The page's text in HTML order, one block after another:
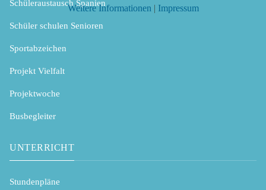
Schüleraustausch Spanien
Schüler schulen Senioren
Sportabzeichen
Projekt Vielfalt
Projektwoche
Busbegleiter
UNTERRICHT
Stundenpläne
Weitere Informationen | Impressum